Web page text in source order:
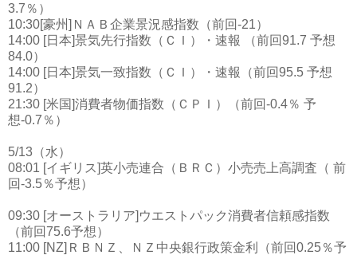
3.7％）
10:30[豪州]ＮＡＢ企業景況感指数（前回-21）
14:00 [日本]景気先行指数（ＣＩ）・速報 （前回91.7 予想
84.0）
14:00 [日本]景気一致指数（ＣＩ）・速報（前回95.5 予想
91.2）
21:30 [米国]消費者物価指数（ＣＰＩ）（前回-0.4％ 予
想-0.7％）
5/13（水）
08:01 [イギリス]英小売連合（ＢＲＣ）小売売上高調査（ 前
回-3.5％予想）
09:30 [オーストラリア]ウエストパック消費者信頼感指数
（前回75.6予想）
11:00 [NZ]ＲＢＮＺ、ＮＺ中央銀行政策金利（前回0.25％予